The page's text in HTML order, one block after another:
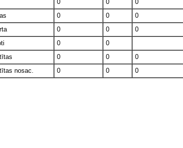
0 0 0
0 0 0
0 0 0
0 0
0 0 0
nosac.
0 0 0